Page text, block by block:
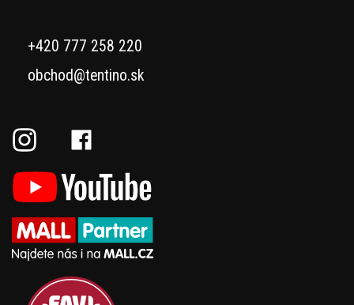
+420 777 258 220
obchod@tentino.sk